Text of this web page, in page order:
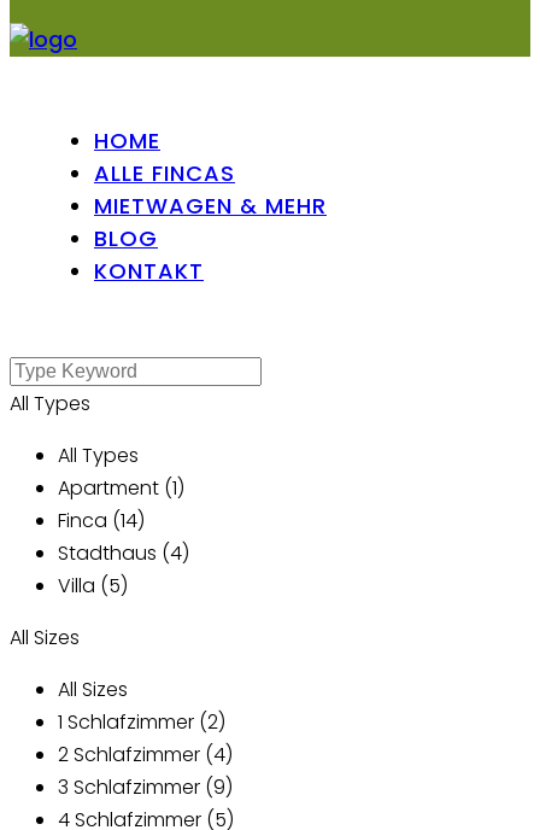
HOME
ALLE FINCAS
MIETWAGEN & MEHR
BLOG
KONTAKT
All Types
All Types
Apartment (1)
Finca (14)
Stadthaus (4)
Villa (5)
All Sizes
All Sizes
1 Schlafzimmer (2)
2 Schlafzimmer (4)
3 Schlafzimmer (9)
4 Schlafzimmer (5)